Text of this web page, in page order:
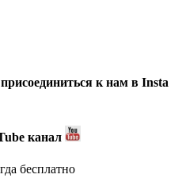
к нам в Insta
канал
бесплатно